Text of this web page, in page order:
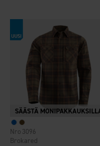
Brokared
3096